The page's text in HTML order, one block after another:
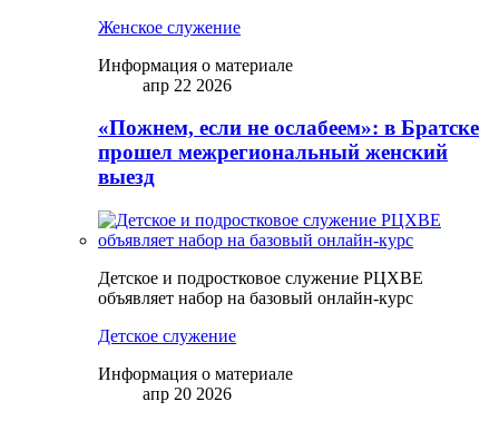
Женское служение
Информация о материале
апр 22 2026
«Пожнем, если не ослабеем»: в Братске
прошел межрегиональный женский
выезд
Детское и подростковое служение РЦХВЕ
объявляет набор на базовый онлайн-курс
Детское служение
Информация о материале
апр 20 2026